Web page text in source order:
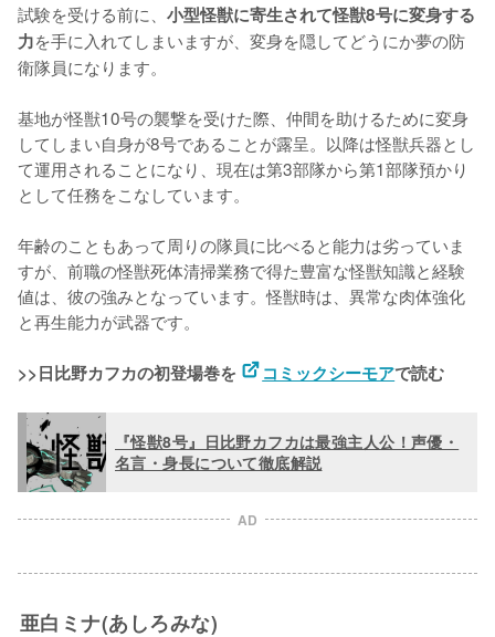
試験を受ける前に、 小型怪獣に寄生されて怪獣8号に変身する
力を手に入れてしまいますが、変身を隠してどうにか夢の防
衛隊員になります。
基地が怪獣10号の襲撃を受けた際、仲間を助けるために変身
してしまい自身が8号であることが露呈。以降は怪獣兵器とし
て運用されることになり、現在は第3部隊から第1部隊預かり
として任務をこなしています。
年齢のこともあって周りの隊員に比べると能力は劣っていま
すが、前職の怪獣死体清掃業務で得た豊富な怪獣知識と経験
値は、彼の強みとなっています。怪獣時は、異常な肉体強化
と再生能力が武器です。
>>日比野カフカの初登場巻を コミックシーモアで読む
『怪獣8号』日比野カフカは最強主人公！声優・
名言・身長について徹底解説
AD
亜白ミナ(あしろみな)